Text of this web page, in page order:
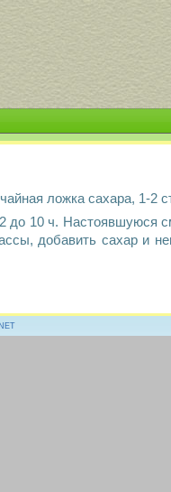
ложка сахара, 1-2
до 10 ч. Настоявшуюся
добавить сахар и